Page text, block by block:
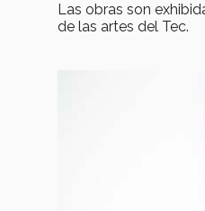
Las obras son
de las artes del Tec.